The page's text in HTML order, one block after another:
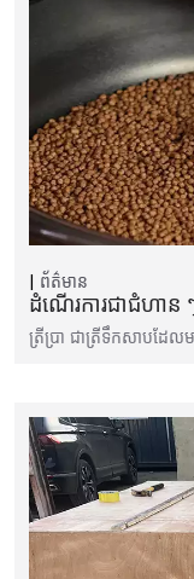
ព័ត៌មាន
ដំណើរការជាជំហា
ត្រីប្រា ជាត្រីទឹកសាបដែល